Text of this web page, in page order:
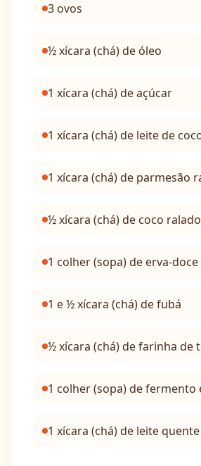
3 ovos
½ xícara (chá) de óleo
1 xícara (chá) de açúcar
1 xícara (chá) de leite de
1 xícara (chá) de parmesão
½ xícara (chá) de coco ralado
1 colher (sopa) de erva-doce
1 e ½ xícara (chá) de fubá
½ xícara (chá) de farinha de
1 colher (sopa) de fermento
1 xícara (chá) de leite quente